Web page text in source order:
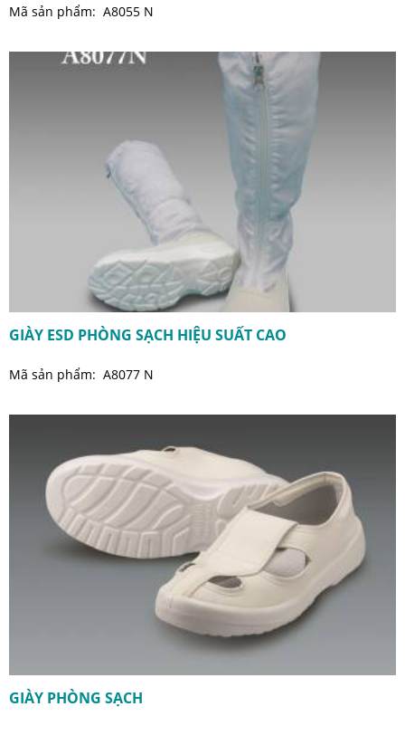
Mã sản phẩm: A8055 N
GIÀY ESD PHÒNG SẠCH HIỆU SUẤT CAO
Mã sản phẩm: A8077 N
GIÀY PHÒNG SẠCH